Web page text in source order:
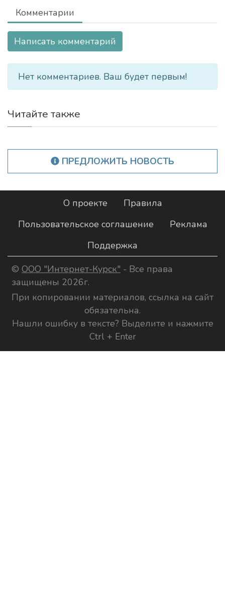
Комментарии
Написать комментарий
Нет комментариев. Ваш будет первым!
Читайте также
ПРЕДЛОЖИТЬ НОВОСТЬ
О проекте
Правила
Пользовательское соглашение
Реклама
Поддержка
© ООО "Интернет-Курск" - Все права
защищены 2026г.
При копировании материалов, ссылка на сайт
обязательна.
Нашли ошибку в тексте? Выделите и нажмите
Ctrl + Enter